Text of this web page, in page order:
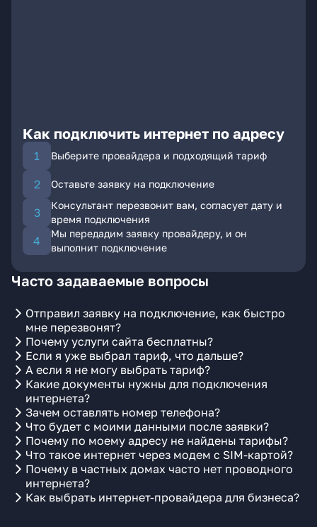
Как подключить интернет по адресу
Выберите провайдера и подходящий тариф
Оставьте заявку на подключение
Консультант перезвонит вам, согласует дату и
время подключения
Мы передадим заявку провайдеру, и он
выполнит подключение
Часто задаваемые вопросы
Отправил заявку на подключение, как быстро
мне перезвонят?
Почему услуги сайта бесплатны?
Если я уже выбрал тариф, что дальше?
А если я не могу выбрать тариф?
Какие документы нужны для подключения
интернета?
Зачем оставлять номер телефона?
Что будет с моими данными после заявки?
Почему по моему адресу не найдены тарифы?
Что такое интернет через модем с SIM-картой?
Почему в частных домах часто нет проводного
интернета?
Как выбрать интернет-провайдера для бизнеса?